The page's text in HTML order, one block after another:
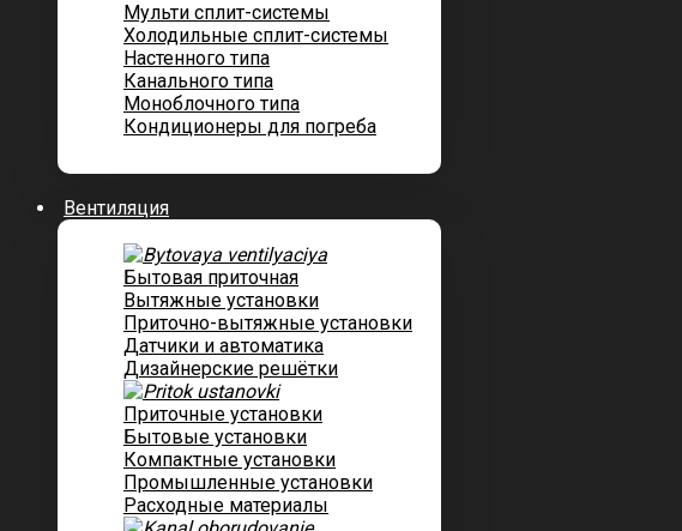
Мульти сплит-системы
Холодильные сплит-системы
Настенного типа
Канального типа
Моноблочного типа
Кондиционеры для погреба
Вентиляция
Бытовая приточная
Вытяжные установки
Приточно-вытяжные установки
Датчики и автоматика
Дизайнерские решётки
Приточные установки
Бытовые установки
Компактные установки
Промышленные установки
Расходные материалы